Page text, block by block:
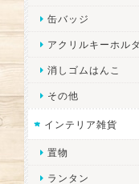
缶バッジ
アクリルキーホル
消しゴムはんこ
その他
インテリア雑貨
置物
ランタン